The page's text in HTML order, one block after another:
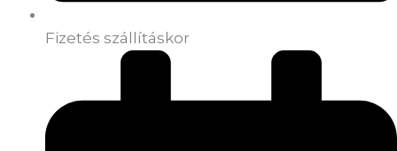
Fizetés szállításkor